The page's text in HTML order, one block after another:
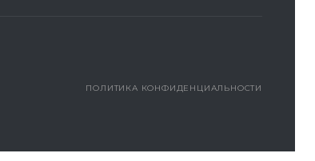
ПОЛИТИКА КОНФИДЕНЦИАЛЬНОСТИ